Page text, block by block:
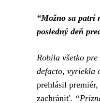
“Možno sa patrí
posledný deň
Robila všetko
defacto, vyriekla
prehlásil
zachrániť.